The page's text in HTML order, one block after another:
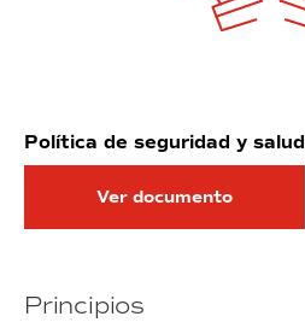
Política de seguridad y salud
Ver documento
Principios